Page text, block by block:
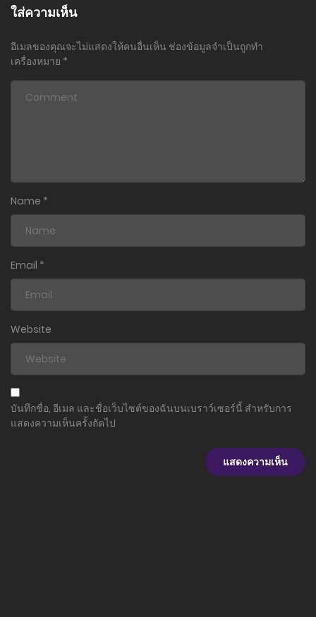
ใส่ความเห็น
อีเมลของคุณจะไม่แสดงให้คนอื่นเห็น ช่องข้อมูลจำเป็นถูกทำ
เครื่องหมาย *
Name *
Email *
Website
บันทึกชื่อ, อีเมล และชื่อเว็บไซต์ของฉันบนเบราว์เซอร์นี้ สำหรับการ
แสดงความเห็นครั้งถัดไป